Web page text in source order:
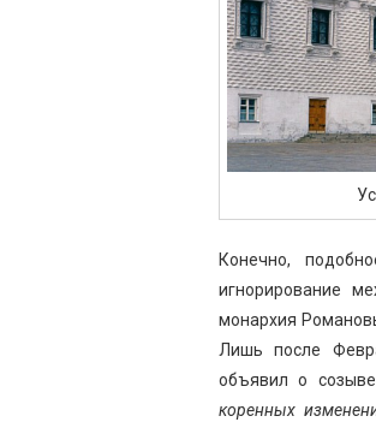
Конечно,
игнорирование
монархия
Лишь после
объявил о
коренных